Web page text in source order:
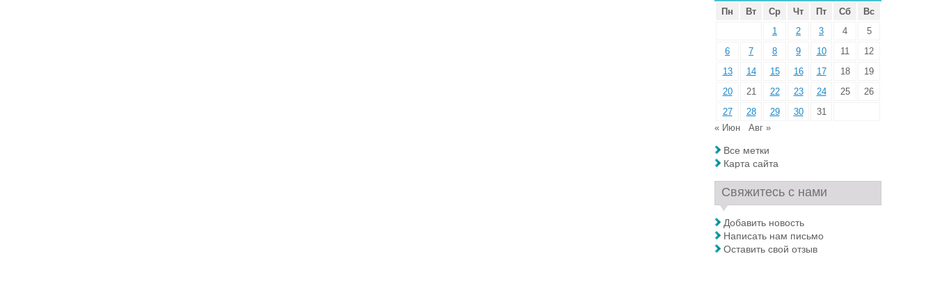
Пн
Вт Ср Чт Пт Сб
Вс
1
2 3 4
5
6
7 8 9 10 11
12
13
14 15 16 17 18
19
20
21 22 23 24 25
26
27
28 29 30
31
« Июн
Авг »
Все метки
Карта сайта
Свяжитесь с нами
Добавить новость
Написать нам письмо
Оставить свой отзыв